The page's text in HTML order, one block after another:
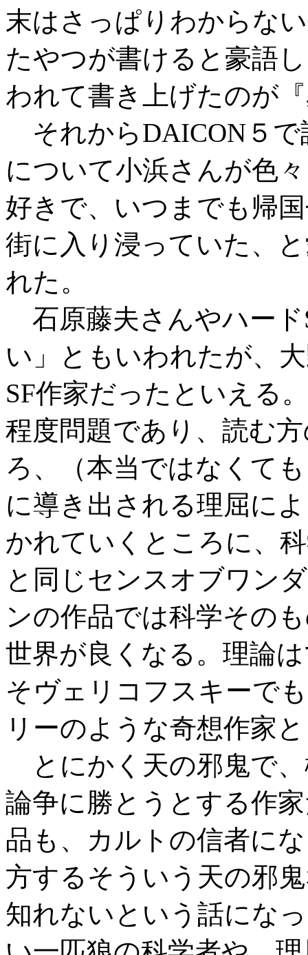
末はさっぱりわからな
たやつが書けると豪語
われて書き上げたのが
それからDAICON５で
について小浜さんが色
好きで、いつまでも帰
街に入り浸っていた、
れた。
石原藤夫さんやハード
い」ともいわれたが、
SF作家だったといえる
程度問題であり、読む
ろ、（本当ではなくて
に導き出される理屈に
かれていくところに、
と同じセンスオブワン
ンの作品では科学その
世界が良くなる。理論
そヴェリコフスキーで
リーのような奇想作家
とにかく天の邪鬼で
論争に勝とうとする作
品も、カルトの信者に
方するそういう天の邪
知れないという話にな